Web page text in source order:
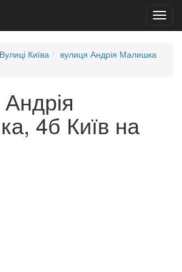
Вулиці Київа
вулиця Андрія Малишка
4б Київ на